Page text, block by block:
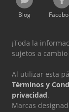
Blog
¡Toda la
sujetos a
Al utilizar esta
Términos y
privacidad.
Marcas